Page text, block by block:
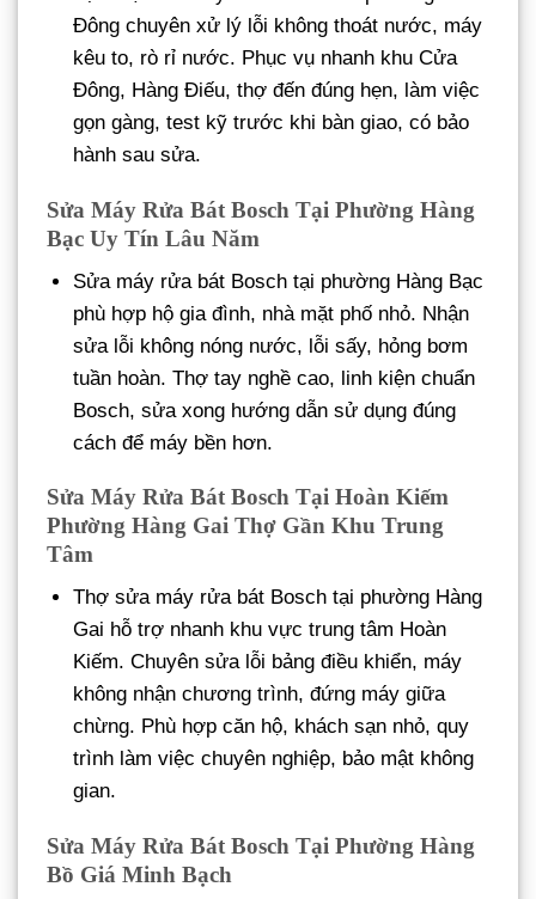
Đông chuyên xử lý lỗi không thoát nước, máy
kêu to, rò rỉ nước. Phục vụ nhanh khu Cửa
Đông, Hàng Điếu, thợ đến đúng hẹn, làm việc
gọn gàng, test kỹ trước khi bàn giao, có bảo
hành sau sửa.
Sửa Máy Rửa Bát Bosch Tại Phường Hàng
Bạc Uy Tín Lâu Năm
Sửa máy rửa bát Bosch tại phường Hàng Bạc
phù hợp hộ gia đình, nhà mặt phố nhỏ. Nhận
sửa lỗi không nóng nước, lỗi sấy, hỏng bơm
tuần hoàn. Thợ tay nghề cao, linh kiện chuẩn
Bosch, sửa xong hướng dẫn sử dụng đúng
cách để máy bền hơn.
Sửa Máy Rửa Bát Bosch Tại Hoàn Kiếm
Phường Hàng Gai Thợ Gần Khu Trung
Tâm
Thợ sửa máy rửa bát Bosch tại phường Hàng
Gai hỗ trợ nhanh khu vực trung tâm Hoàn
Kiếm. Chuyên sửa lỗi bảng điều khiển, máy
không nhận chương trình, đứng máy giữa
chừng. Phù hợp căn hộ, khách sạn nhỏ, quy
trình làm việc chuyên nghiệp, bảo mật không
gian.
Sửa Máy Rửa Bát Bosch Tại Phường Hàng
Bồ Giá Minh Bạch